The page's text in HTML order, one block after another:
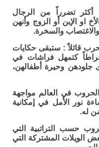
أكثر تضرراً من الرجال
او الإبن أو الزوج وأنهن
والسخرة.
قائلاً : ستبقى حكايات
كتمهل فراشات في
وحيرة أطفالهن،
في العالم مواجهة
نور الأمل في إمكانية
له.
حسب التراتبية التي
الويلات المشتركة التي